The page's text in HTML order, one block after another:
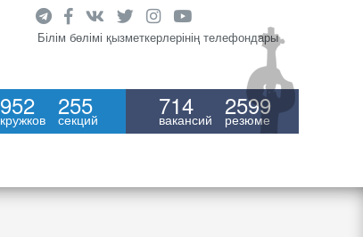
Білім бөлімі қызметкерлерінің телефондары
952
кружков 255
секций 714
вакансий 2599
резюме